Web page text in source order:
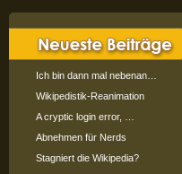
Ich bin dann mal nebenan…
Wikipedistik-Reanimation
A cryptic login error, …
Abnehmen für Nerds
Stagniert die Wikipedia?